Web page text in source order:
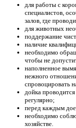
для работы с
специалистов,
залов, где
для животных
поддержание
наличие
необходимо
чтобы не
наполненное
нежного
спровоцировать
дойка
регулярно;
перед каждым
необходимо
хозяйстве.